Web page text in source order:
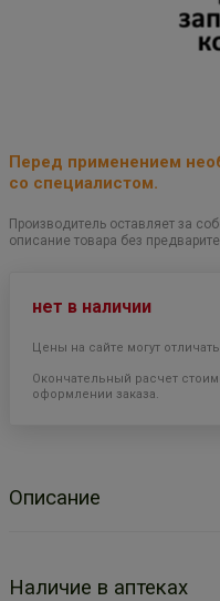
Перед применением
со специалистом.
Производитель оставляет за
описание товара без
нет в наличии
Цены на сайте могут
Окончательный расчет
оформлении заказа.
Описание
Наличие в аптеках